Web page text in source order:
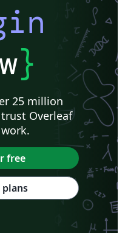
}
25 million
Overleaf
free
plans